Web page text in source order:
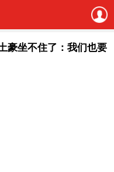
豪坐不住了：我们也要